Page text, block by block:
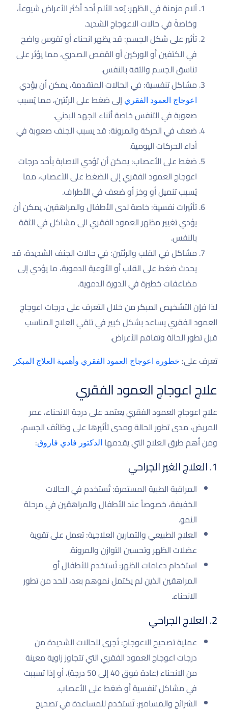
آلام مزمنة في الظهر: يُعد الألم أحد أكثر الأعراض شيوعاً،
وخاصةً في حالات الاعوجاج الشديد.
تأثير على شكل الجسم: قد يظهر انحناء أو تقوس واضح
في الكتفين أو الوركين أو القفص الصدري، مما يؤثر على
تناسق الجسم والثقة بالنفس.
مشاكل تنفسية: في الحالات المتقدمة، يمكن أن يؤدي
اعوجاج العمود الفقري إلى ضغط على الرئتين، مما يُسبب
صعوبة في التنفس خاصة أثناء الجهد البدني.
ضعف في الحركة والمرونة: قد يسبب الجنف صعوبة في
أداء الحركات اليومية.
ضغط على الأعصاب: يمكن أن تؤدي الاصابة بأحد درجات
اعوجاج العمود الفقري إلى الضغط على الأعصاب، مما
يُسبب تنميل أو وخز أو ضعف في الأطراف.
تأثيرات نفسية: خاصة لدى الأطفال والمراهقين، يمكن أن
يؤدي تغيير مظهر العمود الفقري الى مشاكل في الثقة
بالنفس.
مشاكل في القلب والرئتين: في حالات الجنف الشديدة، قد
يحدث ضغط على القلب أو الأوعية الدموية، ما يؤدي إلى
مضاعفات خطيرة في الدورة الدموية.
لذا فإن التشخيص المبكر من خلال التعرف على درجات اعوجاج
العمود الفقري يساعد بشكل كبير في تلقي العلاج المناسب
قبل تطور الحالة وتفاقم الأعراض.
تعرف على: خطورة اعوجاج العمود الفقري وأهمية العلاج المبكر
علاج اعوجاج العمود الفقري
علاج اعوجاج العمود الفقري يعتمد على درجة الانحناء، عمر
المريض، مدى تطور الحالة ومدى تأثيرها على وظائف الجسم،
ومن أهم طرق العلاج التي يقدمها الدكتور فادي فاروق:
1. العلاج الغير الجراحي
المراقبة الطبية المستمرة: تُستخدم في الحالات
الخفيفة، خصوصاً عند الأطفال والمراهقين في مرحلة
النمو.
العلاج الطبيعي والتمارين العلاجية: تعمل على تقوية
عضلات الظهر وتحسين التوازن والمرونة.
استخدام دعامات الظهر: تُستخدم للأطفال أو
المراهقين الذين لم يكتمل نموهم بعد، للحد من تطور
الانحناء.
2. العلاج الجراحي
عملية تصحيح الاعوجاج: تُجرى للحالات الشديدة من
درجات اعوجاج العمود الفقري التي تتجاوز زاوية معينة
من الانحناء (عادة فوق 40 إلى 50 درجة)، أو إذا تسببت
في مشاكل تنفسية أو ضغط على الأعصاب.
الشرائح والمسامير: تُستخدم للمساعدة في تصحيح